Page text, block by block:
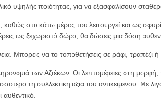
υψηλής ποιότητας, για να εξασφαλίσουν
στο κάτω μέρος του λειτουργεί και ως
ως ξεχωριστό δώρο, θα δώσεις μια δόση
Μπορείς να το τοποθετήσεις σε ράφι, τραπέζι ή
των Αζτέκων. Οι λεπτομέρειες στη
τη συλλεκτική αξία του αντικειμένου. Με